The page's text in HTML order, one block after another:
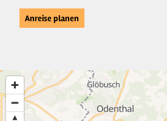
Anreise planen